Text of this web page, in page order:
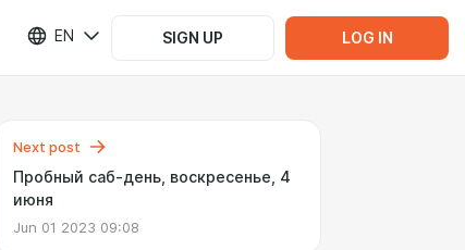
EN SIGN UP LOG IN
Next post
Пробный саб-день, воскресенье, 4
июня
Jun 01 2023 09:08